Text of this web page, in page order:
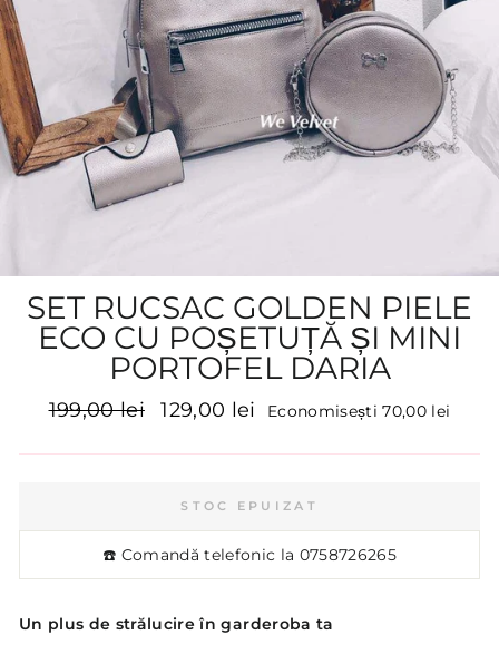
SET RUCSAC GOLDEN PIELE
ECO CU POȘETUȚĂ ȘI MINI
PORTOFEL DARIA
Preț
199,00 lei
Preț
129,00 lei Economisești 70,00 lei
STOC EPUIZAT
☎️ Comandă telefonic la 0758726265
Un plus de strălucire în garderoba ta